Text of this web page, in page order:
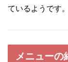
ているようです。
メニューの